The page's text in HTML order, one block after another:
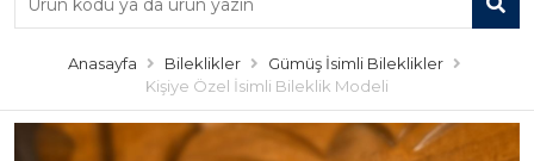
Anasayfa Bileklikler
Gümüş İsimli Bileklikler
Kişiye Özel İsimli Bileklik Modeli